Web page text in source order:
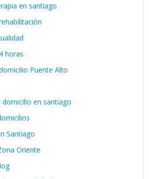
en santiago
horas
Puente Alto
en santiago
Santiago
Oriente